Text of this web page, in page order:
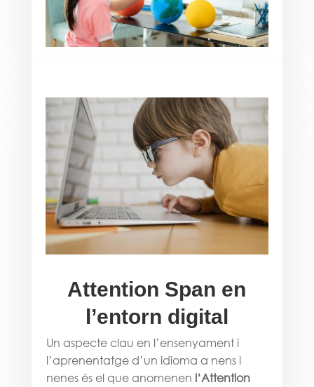
Attention Span en
l’entorn digital
Un aspecte clau en l’ensenyament i
l’aprenentatge d’un idioma a nens i
nenes és el que anomenen l‘Attention